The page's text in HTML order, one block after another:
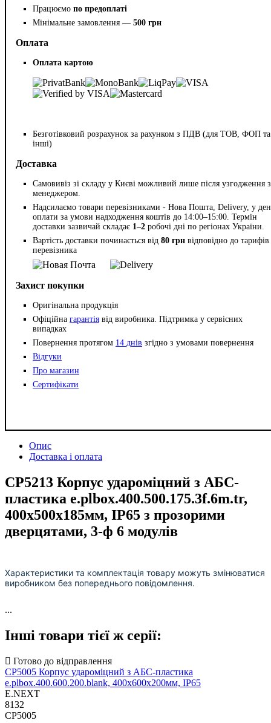
Працюємо по предоплаті
Мінімальне замовлення — 500 грн
Оплата
Оплата картою
Безготівковий розрахунок за рахунком з ПДВ (для ТОВ, ФОП та
інші)
Доставка
Самовивіз зі складу у Києві можливий лише після узгодження з
менеджером.
Надсилаємо товари перевізниками - Нова Пошта, Delivery, у
оплати за умови надходження коштів до 14:00–15:00. Термін
доставки зазвичай складає 1–2 робочі дні по регіонах України.
Вартість доставки починається від 80 грн відповідно до тарифів
перевізника
Захист покупки
Оригінальна продукція
Офіційна гарантія від виробника. Підтримка у сервісних
випадках
Повернення протягом 14 днів згідно з умовами повернення
Відгуки
Про магазин
Сертифікати
Опис
Доставка і оплата
CP5213 Корпус удароміцний з АБС-
пластика e.plbox.400.500.175.3f.6m.tr,
400х500х185мм, IP65 з прозорими
дверцятами, 3-ф 6 модулів
Характеристики та комплектація товару можуть змінюватися
виробником без попереднього повідомлення.
...
Інші товари тієї ж серії:
CP5005 Корпус удароміцний з АБС-пластика
e.plbox.400.600.200.blank, 400х600х200мм, IP65
E.NEXT
8132
CP5005